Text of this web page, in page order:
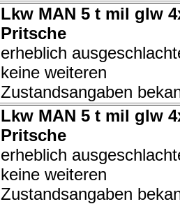
Lkw MAN 5 t mil glw
Pritsche
erheblich
keine weiteren
Zustandsangaben
Lkw MAN 5 t mil glw
Pritsche
erheblich
keine weiteren
Zustandsangaben